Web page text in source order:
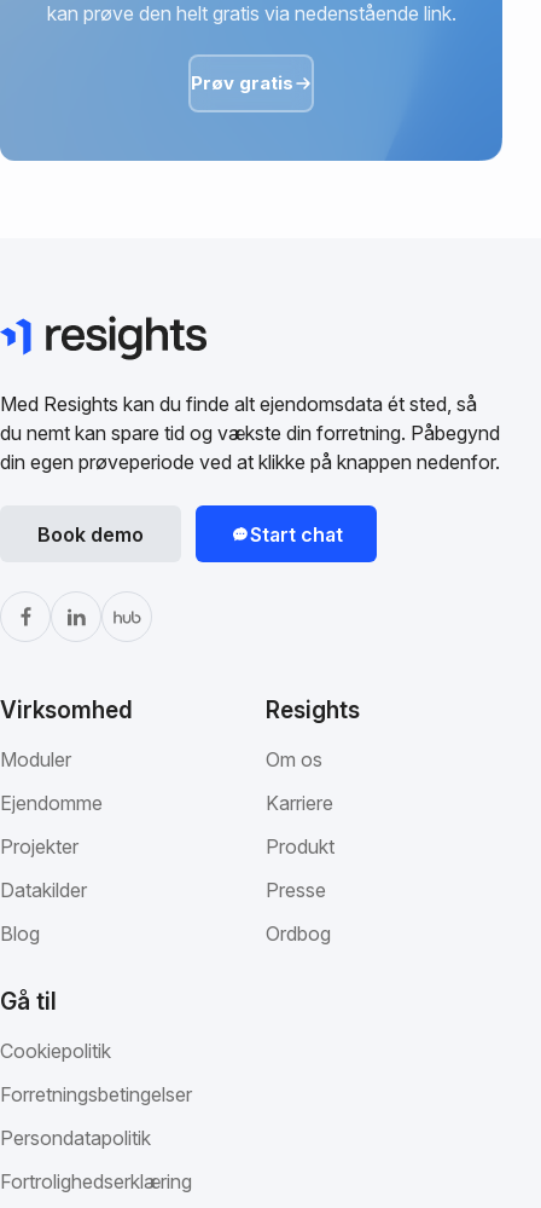
kan prøve den helt gratis via nedenstående link.
Prøv gratis
Med Resights kan du finde alt ejendomsdata ét sted, så
du nemt kan spare tid og vækste din forretning. Påbegynd
din egen prøveperiode ved at klikke på knappen nedenfor.
Book demo Start chat
Virksomhed
Moduler
Ejendomme
Projekter
Datakilder
Blog
Resights
Om os
Karriere
Produkt
Presse
Ordbog
Gå til
Cookiepolitik
Forretningsbetingelser
Persondatapolitik
Fortrolighedserklæring